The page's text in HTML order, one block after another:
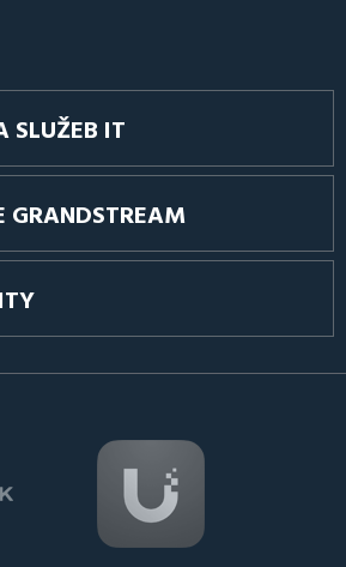
SLUŽEB IT
GRANDSTREAM